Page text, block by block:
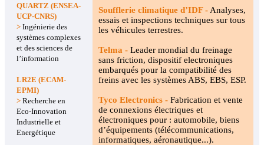
QUARTZ (ENSEA-
UCP-CNRS)
> Ingénierie des
systèmes complexes
et des sciences de
l’information
LR2E (ECAM-
EPMI)
> Recherche en
Eco-Innovation
Industrielle et
Energétique
Soufflerie climatique d’IDF - Analyses,
essais et inspections techniques sur tous
les véhicules terrestres.
Telma - Leader mondial du freinage
sans friction, dispositif electroniques
embarqués pour la compatibilité des
freins avec les systèmes ABS, EBS, ESP.
Tyco Electronics - Fabrication et vente
de connexions électriques et
électroniques pour : automobile, biens
d’équipements (télécommunications,
informatiques, aéronautique...).